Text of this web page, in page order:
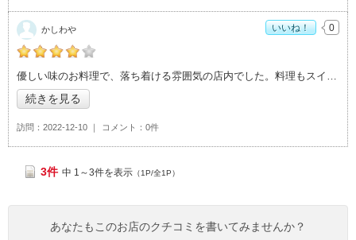
かしわやの「nachu café（ナチュカフェ）>」おすすめ度： 4 優しい味のお料理で、落ち着ける雰囲気の店内でした。料理もスイーツも美味しくいただ
続きを見る
訪問 2022-12-10 コメント 0件
かしわや いいね！ 0
3件 中 1～3件を表示 （1P/全1P）
あなたもこのお店のクチコミを書いてみませんか？